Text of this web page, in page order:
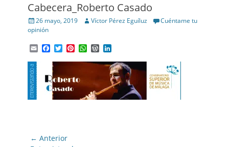
Cabecera_Roberto Casado
Posted
on
26 mayo, 2019 Author
Víctor Pérez Eguíluz
Cuéntame tu
opinión
EmailFacebook
TwitterPinterest
WhatsApp
WordPress
Navegación
← Anterior